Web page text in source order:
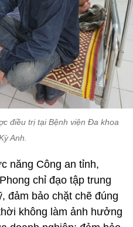
điều trị tại Bệnh viện Đa khoa
Anh.
năng Công an tỉnh,
chỉ đạo tập trung
đảm bảo chặt chẽ đúng
không làm ảnh hưởng